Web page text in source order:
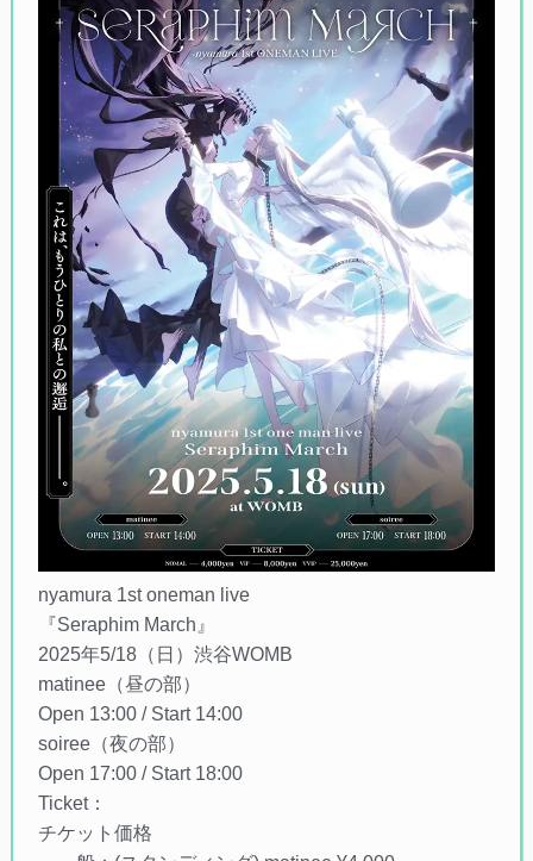
nyamura 1st oneman live
『Seraphim March』
2025年5/18（日）渋谷WOMB
matinee（昼の部）
Open 13:00 / Start 14:00
soiree（夜の部）
Open 17:00 / Start 18:00
Ticket：
チケット価格